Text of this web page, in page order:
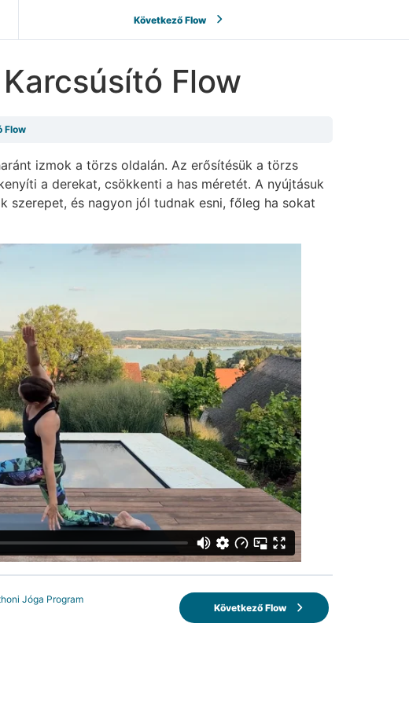
Következő Flow
Flow
Flow
izmok a törzs oldalán. Az erősítésük a törzs
a derekat, csökkenti a has méretét. A nyújtásuk
szerepet, és nagyon jól tudnak esni, főleg ha sokat
Jóga Program
Következő Flow